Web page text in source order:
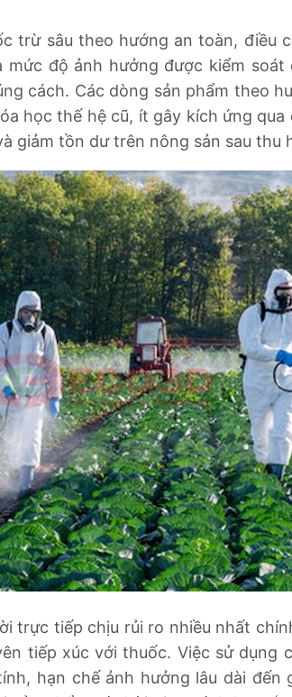
trừ sâu theo hướng an toàn, điều
mức độ ảnh hưởng được kiểm
cách. Các dòng sản phẩm theo
học thế hệ cũ, ít gây kích ứng qua
giảm tồn dư trên nông sản sau thu
trực tiếp chịu rủi ro nhiều nhất
tiếp xúc với thuốc. Việc sử dụng
hạn chế ảnh hưởng lâu dài đến